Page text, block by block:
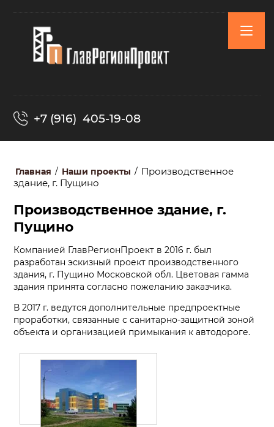
+7 (916) 405-19-08
Главная / Наши проекты / Производственное
здание, г. Пущино
Производственное здание, г.
Пущино
Компанией ГлавРегионПроект в 2016 г. был
разработан эскизный проект производственного
здания, г. Пущино Московской обл. Цветовая гамма
здания принята согласно пожеланию заказчика.
В 2017 г. ведутся дополнительные предпроектные
проработки, связанные с санитарно-защитной зоной
объекта и организацией примыкания к автодороге.